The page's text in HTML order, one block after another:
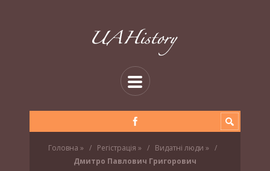
Головна » Регістрація » Видатні люди »
Дмитро Павлович Григорович